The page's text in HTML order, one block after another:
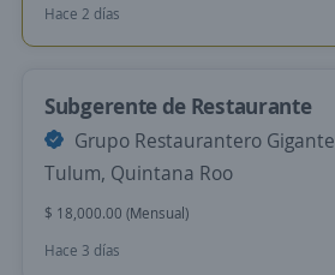
Hace 2 días
Subgerente de Restaurante
Grupo Restaurantero Gigante
Tulum, Quintana Roo
$ 18,000.00 (Mensual)
Hace 3 días